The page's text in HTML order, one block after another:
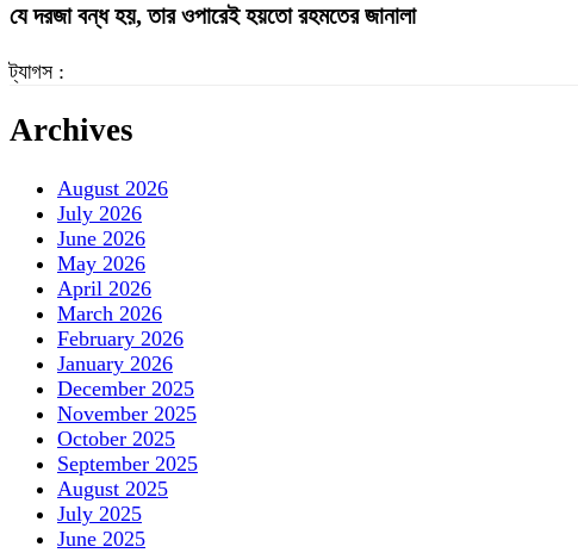
যে দরজা বন্ধ হয়, তার ওপারেই হয়তো রহমতের জানালা
ট্যাগস :
Archives
August 2026
July 2026
June 2026
May 2026
April 2026
March 2026
February 2026
January 2026
December 2025
November 2025
October 2025
September 2025
August 2025
July 2025
June 2025